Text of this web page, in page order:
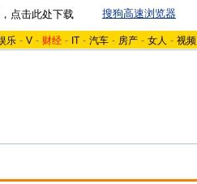
点击此处下载 搜狗高速浏览器
乐 - V - 财经 - IT - 汽车 - 房产 - 女人 - 视频